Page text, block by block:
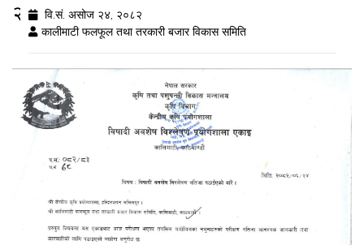
२०८२/६/२४
वि.सं. असोज २४, २०८२
कालीमाटी फलफूल तथा तरकारी बजार विकास समिति